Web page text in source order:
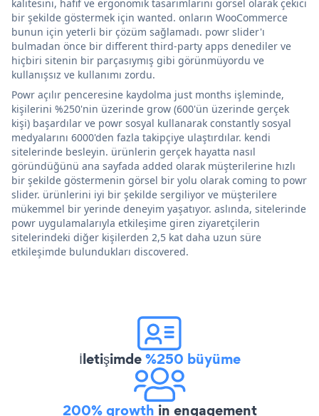
kalitesini, hafif ve ergonomik tasarımlarını görsel olarak çekici
bir şekilde göstermek için wanted. onların WooCommerce
bunun için yeterli bir çözüm sağlamadı. powr slider'ı
bulmadan önce bir different third-party apps denediler ve
hiçbiri sitenin bir parçasıymış gibi görünmüyordu ve
kullanışsız ve kullanımı zordu.
Powr açılır penceresine kaydolma just months işleminde,
kişilerini %250'nin üzerinde grow (600'ün üzerinde gerçek
kişi) başardılar ve powr sosyal kullanarak constantly sosyal
medyalarını 6000'den fazla takipçiye ulaştırdılar. kendi
sitelerinde besleyin. ürünlerin gerçek hayatta nasıl
göründüğünü ana sayfada added olarak müşterilerine hızlı
bir şekilde göstermenin görsel bir yolu olarak coming to powr
slider. ürünlerini iyi bir şekilde sergiliyor ve müşterilere
mükemmel bir yerinde deneyim yaşatıyor. aslında, sitelerinde
powr uygulamalarıyla etkileşime giren ziyaretçilerin
sitelerindeki diğer kişilerden 2,5 kat daha uzun süre
etkileşimde bulundukları discovered.
İletişimde%250 büyüme
200% growth in engagement